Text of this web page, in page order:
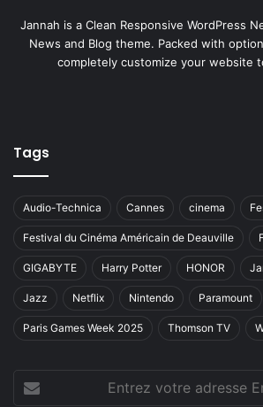
Jannah is a Clean Responsive WordPress
News and Blog theme. Packed with
completely customize your website
Tags
Audio-Technica Cannes cinema
Festival du Cinéma Américain de Deauville
GIGABYTE Harry Potter HONOR
Jazz Netflix Nintendo Paramount
Paris Games Week 2025 Thomson TV
votre